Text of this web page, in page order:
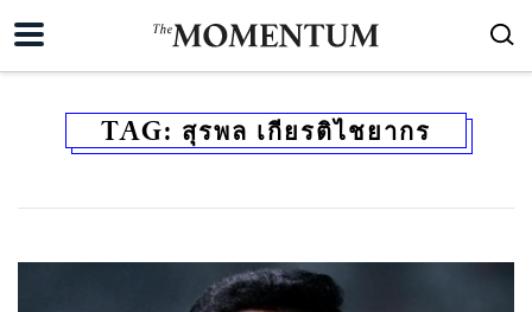
TAG: สุรพล เกียรติไชยากร